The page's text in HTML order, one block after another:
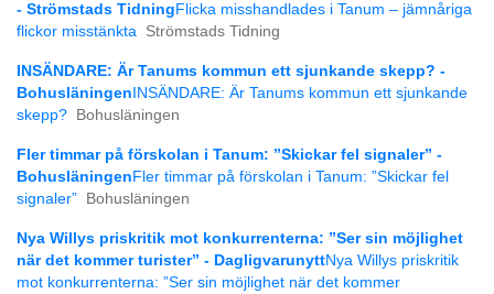
- Strömstads Tidning Flicka misshandlades i Tanum – jämnåriga
flickor misstänkta Strömstads Tidning
INSÄNDARE: Är Tanums kommun ett sjunkande skepp? -
Bohusläningen INSÄNDARE: Är Tanums kommun ett sjunkande
skepp?
Bohusläningen
Fler timmar på förskolan i Tanum: ”Skickar fel signaler” -
Bohusläningen Fler timmar på förskolan i Tanum: ”Skickar fel
signaler”
Bohusläningen
Nya Willys priskritik mot konkurrenterna: ”Ser sin möjlighet
när det kommer turister” - DagligvarunyttNya Willys priskritik
mot konkurrenterna: ”Ser sin möjlighet när det kommer